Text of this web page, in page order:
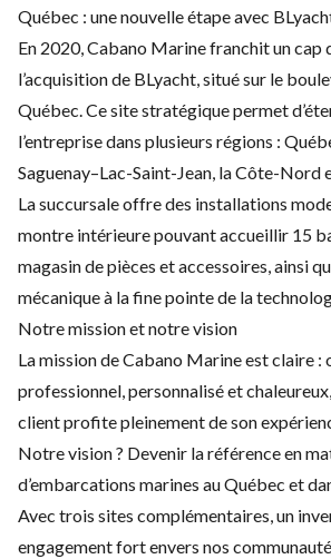
Québec : une nouvelle étape avec
En 2020, Cabano Marine franchit un cap
l’acquisition de BLyacht, situé sur le
Québec. Ce site stratégique permet
l’entreprise dans plusieurs régions :
Saguenay–Lac-Saint-Jean, la Côte-Nord
La succursale offre des installations
montre intérieure pouvant accueillir 15
magasin de pièces et accessoires, ainsi
mécanique à la fine pointe de la
Notre mission et notre vision
La mission de Cabano Marine est claire
professionnel, personnalisé et
client profite pleinement de son
Notre vision ? Devenir la référence en
d’embarcations marines au Québec et
Avec trois sites complémentaires, un
engagement fort envers nos